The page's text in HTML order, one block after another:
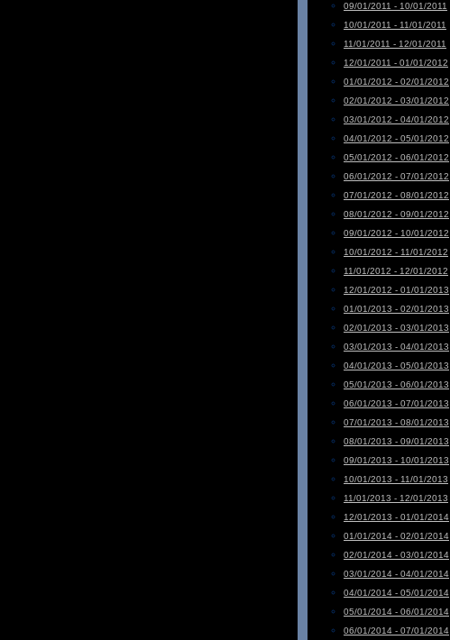
09/01/2011 - 10/01/2011
10/01/2011 - 11/01/2011
11/01/2011 - 12/01/2011
12/01/2011 - 01/01/2012
01/01/2012 - 02/01/2012
02/01/2012 - 03/01/2012
03/01/2012 - 04/01/2012
04/01/2012 - 05/01/2012
05/01/2012 - 06/01/2012
06/01/2012 - 07/01/2012
07/01/2012 - 08/01/2012
08/01/2012 - 09/01/2012
09/01/2012 - 10/01/2012
10/01/2012 - 11/01/2012
11/01/2012 - 12/01/2012
12/01/2012 - 01/01/2013
01/01/2013 - 02/01/2013
02/01/2013 - 03/01/2013
03/01/2013 - 04/01/2013
04/01/2013 - 05/01/2013
05/01/2013 - 06/01/2013
06/01/2013 - 07/01/2013
07/01/2013 - 08/01/2013
08/01/2013 - 09/01/2013
09/01/2013 - 10/01/2013
10/01/2013 - 11/01/2013
11/01/2013 - 12/01/2013
12/01/2013 - 01/01/2014
01/01/2014 - 02/01/2014
02/01/2014 - 03/01/2014
03/01/2014 - 04/01/2014
04/01/2014 - 05/01/2014
05/01/2014 - 06/01/2014
06/01/2014 - 07/01/2014